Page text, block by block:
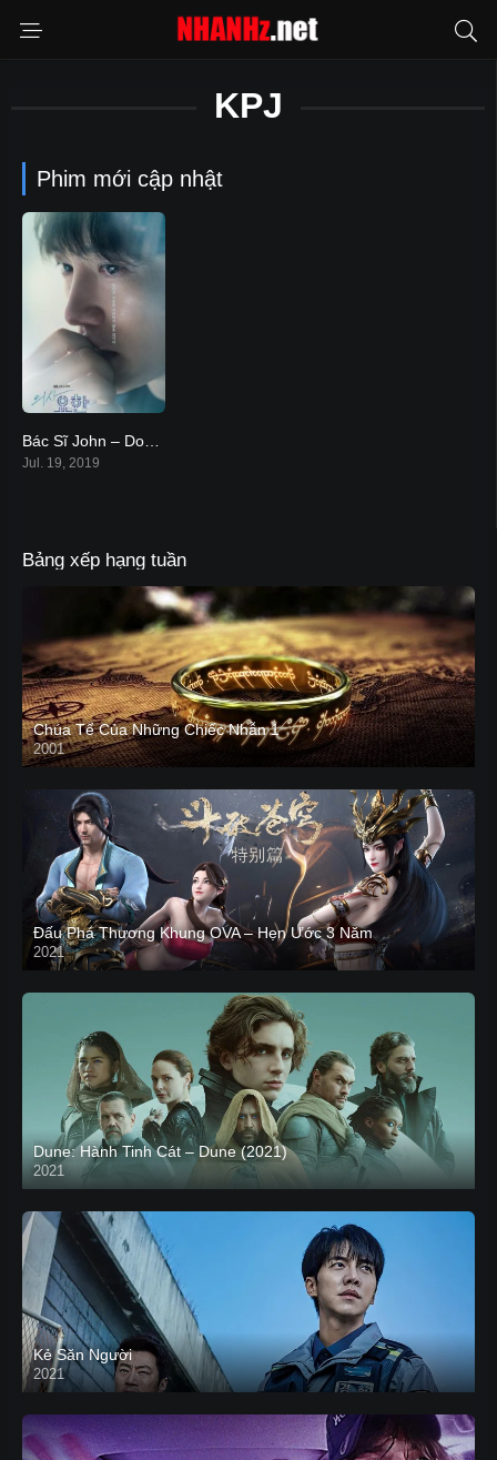
KPJ
Phim mới cập nhật
6.7
Jul. 19, 2019
Bảng xếp hạng tuần
Chúa Tể Của Những Chiếc Nhẫn 1
2001
Đấu Phá Thương Khung OVA – Hẹn Ước 3 Năm
2021
Dune: Hành Tinh Cát – Dune (2021)
2021
HD VIETSUB
Kẻ Săn Người
2021